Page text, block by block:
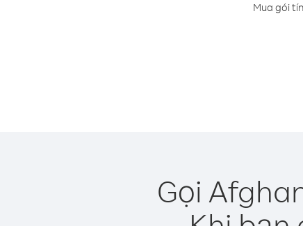
Mua gói
Gọi